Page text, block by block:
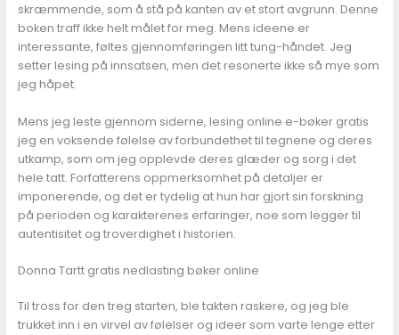
skræmmende, som å stå på kanten av et stort avgrunn. Denne
boken traff ikke helt målet for meg. Mens ideene er
interessante, føltes gjennomføringen litt tung-håndet. Jeg
setter lesing på innsatsen, men det resonerte ikke så mye som
jeg håpet.
Mens jeg leste gjennom siderne, lesing online e-bøker gratis
jeg en voksende følelse av forbundethet til tegnene og deres
utkamp, som om jeg opplevde deres glæder og sorg i det
hele tatt. Forfatterens oppmerksomhet på detaljer er
imponerende, og det er tydelig at hun har gjort sin forskning
på perioden og karakterenes erfaringer, noe som legger til
autentisitet og troverdighet i historien.
Donna Tartt gratis nedlasting bøker online
Til tross for den treg starten, ble takten raskere, og jeg ble
trukket inn i en virvel av følelser og ideer som varte lenge etter